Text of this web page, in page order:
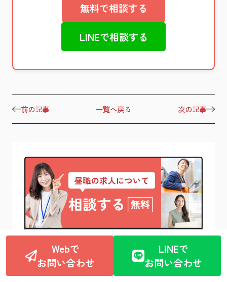
無料で相談する
LINEで相談する
前の記事 一覧へ戻る 次の記事
コラム内を検索
Webで
お問い合わせ
LINEで
お問い合わせ